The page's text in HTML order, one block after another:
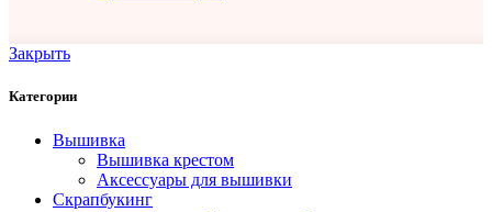
Закрыть
Категории
Вышивка
Вышивка крестом
Аксессуары для вышивки
Скрапбукинг